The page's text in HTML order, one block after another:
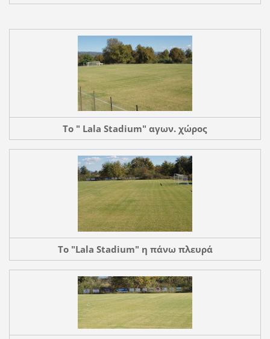
Το " Lala Stadium" αγων. χώρος
To "Lala Stadium" η πάνω πλευρά